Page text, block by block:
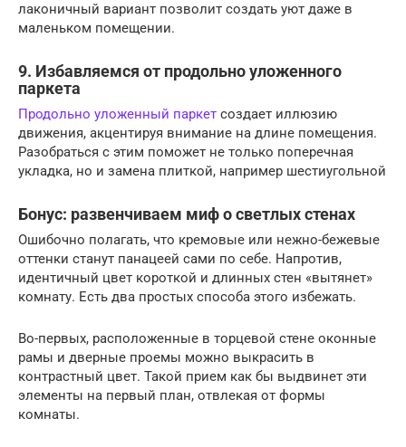
лаконичный вариант позволит создать уют даже в
маленьком помещении.
9. Избавляемся от продольно уложенного
паркета
Продольно уложенный паркет создает иллюзию
движения, акцентируя внимание на длине помещения.
Разобраться с этим поможет не только поперечная
укладка, но и замена плиткой, например шестиугольной
Бонус: развенчиваем миф о светлых стенах
Ошибочно полагать, что кремовые или нежно-бежевые
оттенки станут панацеей сами по себе. Напротив,
идентичный цвет короткой и длинных стен «вытянет»
комнату. Есть два простых способа этого избежать.
Во-первых, расположенные в торцевой стене оконные
рамы и дверные проемы можно выкрасить в
контрастный цвет. Такой прием как бы выдвинет эти
элементы на первый план, отвлекая от формы
комнаты.